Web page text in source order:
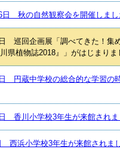
日 秋の自然観察会を開催しまし
巡回企画展「調べてきた！集
県植物誌2018』」がはじまりま
円蔵中学校の総合的な学習の
香川小学校3年生が来館されま
西浜小学校3年生が来館されま